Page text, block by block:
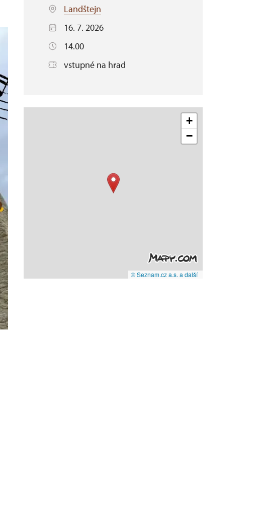
Landštejn
16. 7. 2026
14.00
vstupné na hrad
+
−
© Seznam.cz a.s. a další